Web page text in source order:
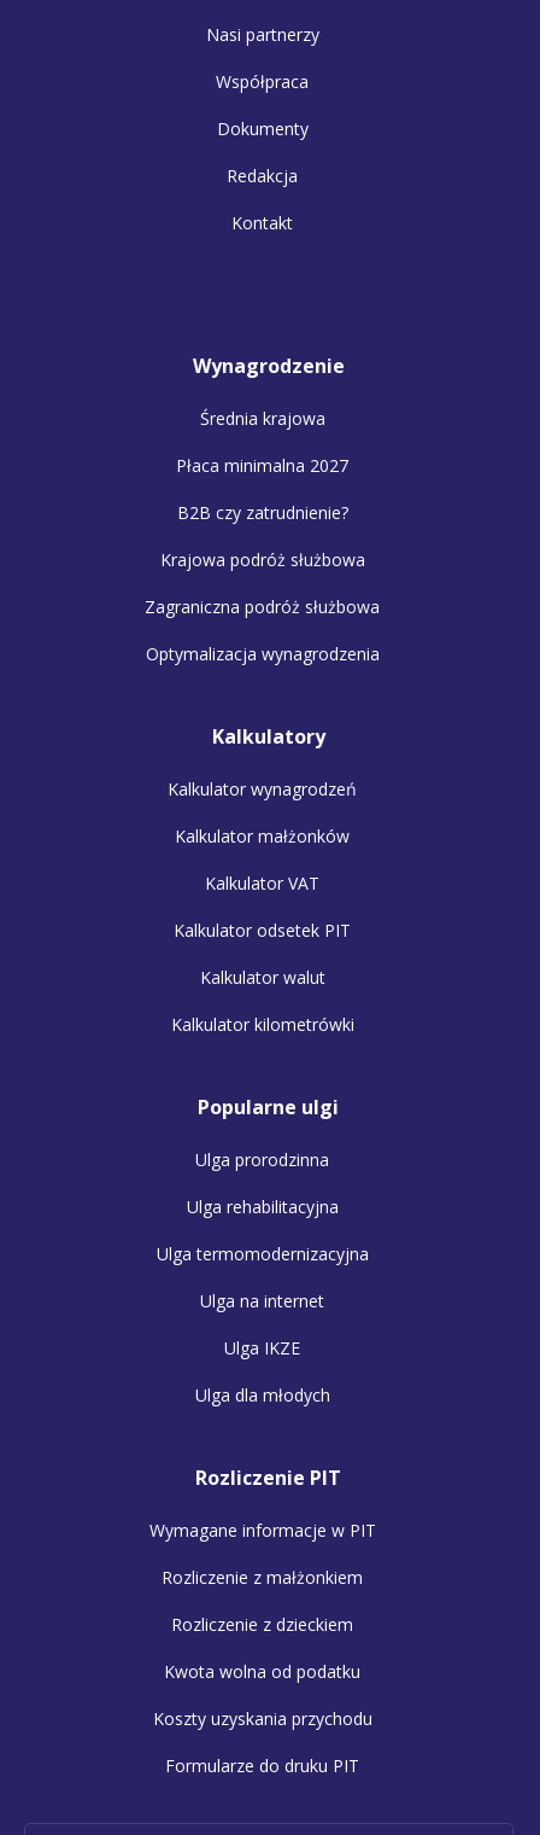
Nasi partnerzy
Współpraca
Dokumenty
Redakcja
Kontakt
Wynagrodzenie
Średnia krajowa
Płaca minimalna 2027
B2B czy zatrudnienie?
Krajowa podróż służbowa
Zagraniczna podróż służbowa
Optymalizacja wynagrodzenia
Kalkulatory
Kalkulator wynagrodzeń
Kalkulator małżonków
Kalkulator VAT
Kalkulator odsetek PIT
Kalkulator walut
Kalkulator kilometrówki
Popularne ulgi
Ulga prorodzinna
Ulga rehabilitacyjna
Ulga termomodernizacyjna
Ulga na internet
Ulga IKZE
Ulga dla młodych
Rozliczenie PIT
Wymagane informacje w PIT
Rozliczenie z małżonkiem
Rozliczenie z dzieckiem
Kwota wolna od podatku
Koszty uzyskania przychodu
Formularze do druku PIT